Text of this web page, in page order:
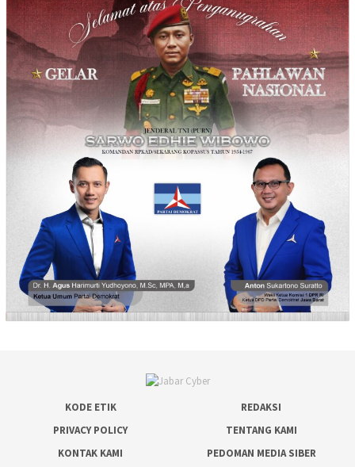
KODE ETIK
REDAKSI
PRIVACY POLICY
TENTANG KAMI
KONTAK KAMI
PEDOMAN MEDIA SIBER